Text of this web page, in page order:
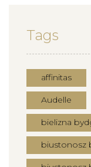
Tags
affinitas
Audelle
bielizna
biustonosz